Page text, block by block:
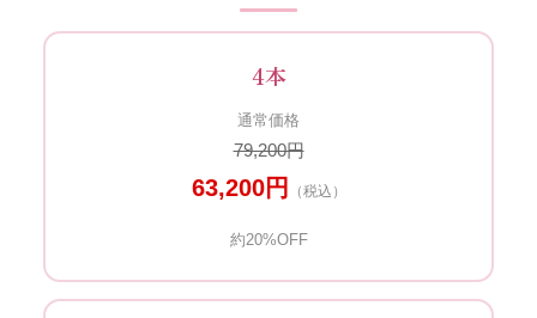
4本
通常価格
79,200円
63,200円 （税込）
約20%OFF